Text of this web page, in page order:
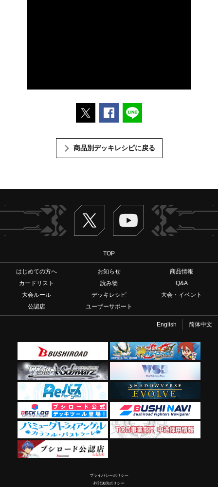
ポストするFacebookでシェアする
商品別デッキレシピに戻る
Twitter ヴァンガードch
TOP
はじめての方へ お知らせ
商品情報
カードリスト
読み物
Q&A
大会ルール
デッキレシピ
大会・イベント
公認店
ユーザーサポート
English 简体中文
プライバシーポリシー
外部送信ポリシー